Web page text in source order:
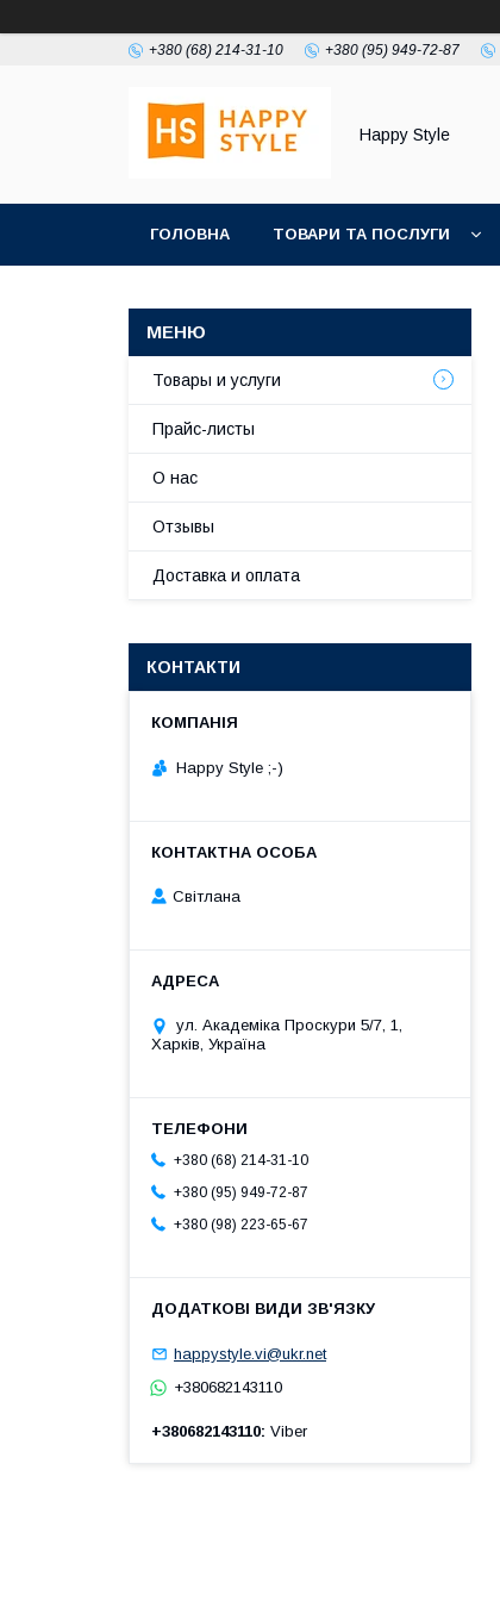
+380 (68) 214-31-10 +380 (95) 949-72-87
Happy Style
ГОЛОВНА ТОВАРИ ТА ПОСЛУГИ
Товары и услуги
Прайс-листы
О нас
Отзывы
Доставка и оплата
КОНТАКТИ
Happy Style ;-)
Cвітлана
ул. Академіка Проскури 5/7, 1,
Харків, Україна
+380 (68) 214-31-10
+380 (95) 949-72-87
+380 (98) 223-65-67
happystyle.vi@ukr.net
+380682143110
+380682143110 Viber